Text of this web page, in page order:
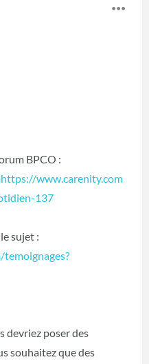
BPCO :
www.carenity.com
137
sujet :
devriez poser des
souhaitez que des